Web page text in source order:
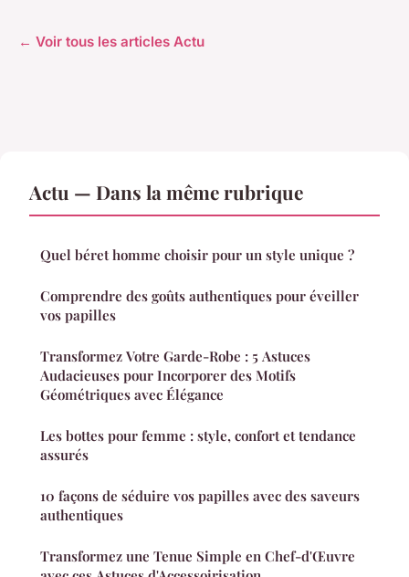
← Voir tous les articles Actu
Actu — Dans la même rubrique
Quel béret homme choisir pour un style unique ?
Comprendre des goûts authentiques pour éveiller
vos papilles
Transformez Votre Garde-Robe : 5 Astuces
Audacieuses pour Incorporer des Motifs
Géométriques avec Élégance
Les bottes pour femme : style, confort et tendance
assurés
10 façons de séduire vos papilles avec des saveurs
authentiques
Transformez une Tenue Simple en Chef-d'Œuvre